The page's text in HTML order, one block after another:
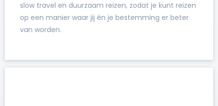
slow travel en duurzaam reizen, zodat je kunt reizen
op een manier waar jij én je bestemming er beter
van worden.